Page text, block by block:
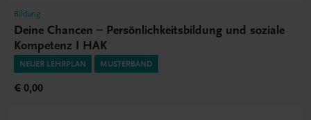
Bildung
Deine Chancen – Persönlichkeitsbildung und soziale
Kompetenz I HAK
NEUER LEHRPLAN MUSTERBAND
€ 0,00